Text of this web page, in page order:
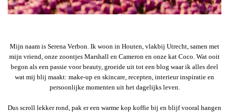
Mijn naam is Serena Verbon. Ik woon in Houten, vlakbij Utrecht, samen met
mijn vriend, onze zoontjes Marshall en Cameron en onze kat Coco. Wat ooit
begon als een passie voor beauty, groeide uit tot een blog waar ik alles deel
wat mij blij maakt: make-up en skincare, recepten, interieur inspiratie en
persoonlijke momenten uit het dagelijks leven.
Dus scroll lekker rond, pak er een warme kop koffie bij en blijf vooral hangen